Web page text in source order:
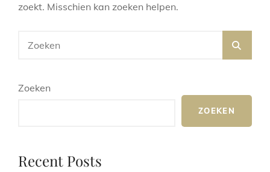
zoekt. Misschien kan zoeken helpen.
naar:
Zoeken
ZOEKEN
Recent Posts